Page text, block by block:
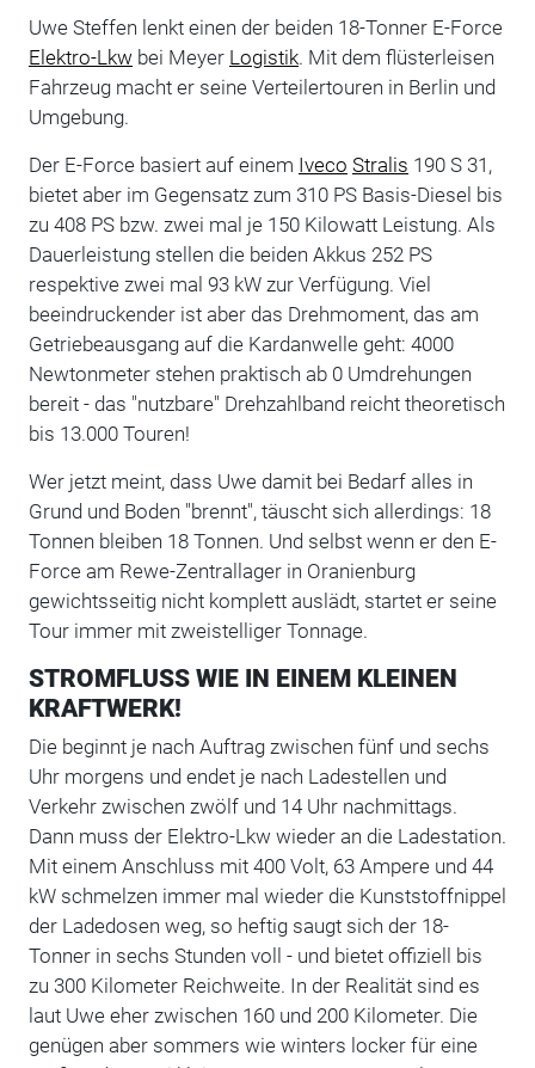
Uwe Steffen lenkt einen der beiden 18-Tonner E-Force
Elektro-Lkw bei Meyer Logistik. Mit dem flüsterleisen
Fahrzeug macht er seine Verteilertouren in Berlin und
Umgebung.
Der E-Force basiert auf einem Iveco Stralis 190 S 31,
bietet aber im Gegensatz zum 310 PS Basis-Diesel bis
zu 408 PS bzw. zwei mal je 150 Kilowatt Leistung. Als
Dauerleistung stellen die beiden Akkus 252 PS
respektive zwei mal 93 kW zur Verfügung. Viel
beeindruckender ist aber das Drehmoment, das am
Getriebeausgang auf die Kardanwelle geht: 4000
Newtonmeter stehen praktisch ab 0 Umdrehungen
bereit - das "nutzbare" Drehzahlband reicht theoretisch
bis 13.000 Touren!
Wer jetzt meint, dass Uwe damit bei Bedarf alles in
Grund und Boden "brennt", täuscht sich allerdings: 18
Tonnen bleiben 18 Tonnen. Und selbst wenn er den E-
Force am Rewe-Zentrallager in Oranienburg
gewichtsseitig nicht komplett auslädt, startet er seine
Tour immer mit zweistelliger Tonnage.
STROMFLUSS WIE IN EINEM KLEINEN
KRAFTWERK!
Die beginnt je nach Auftrag zwischen fünf und sechs
Uhr morgens und endet je nach Ladestellen und
Verkehr zwischen zwölf und 14 Uhr nachmittags.
Dann muss der Elektro-Lkw wieder an die Ladestation.
Mit einem Anschluss mit 400 Volt, 63 Ampere und 44
kW schmelzen immer mal wieder die Kunststoffnippel
der Ladedosen weg, so heftig saugt sich der 18-
Tonner in sechs Stunden voll - und bietet offiziell bis
zu 300 Kilometer Reichweite. In der Realität sind es
laut Uwe eher zwischen 160 und 200 Kilometer. Die
genügen aber sommers wie winters locker für eine